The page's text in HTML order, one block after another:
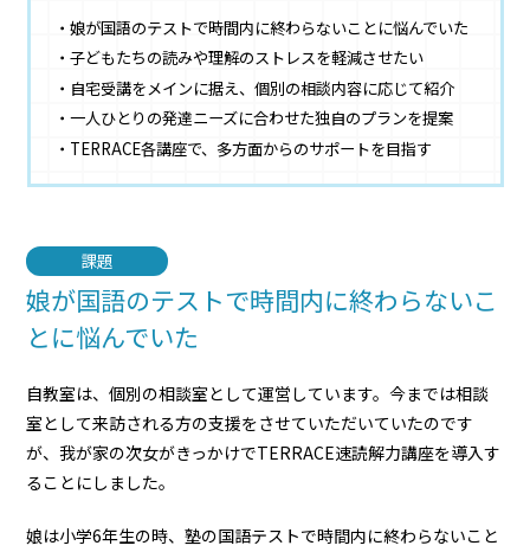
娘が国語のテストで時間内に終わらないことに悩んでいた
子どもたちの読みや理解のストレスを軽減させたい
自宅受講をメインに据え、個別の相談内容に応じて紹介
一人ひとりの発達ニーズに合わせた独自のプランを提案
TERRACE各講座で、多方面からのサポートを目指す
課題
娘が国語のテストで時間内に終わらないこ
とに悩んでいた
自教室は、個別の相談室として運営しています。今までは相談
室として来訪される方の支援をさせていただいていたのです
が、我が家の次女がきっかけでTERRACE速読解力講座を導入す
ることにしました。
娘は小学6年生の時、塾の国語テストで時間内に終わらないこと